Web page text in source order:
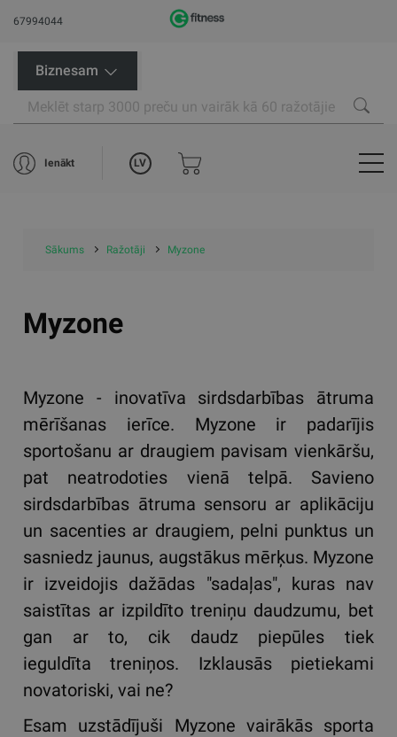
67994044
Biznesam
Ienākt LV
Sākums Ražotāji Myzone
Myzone
Myzone - inovatīva sirdsdarbības ātruma
mērīšanas ierīce. Myzone ir padarījis
sportošanu ar draugiem pavisam vienkāršu,
pat neatrodoties vienā telpā. Savieno
sirdsdarbības ātruma sensoru ar aplikāciju
un sacenties ar draugiem, pelni punktus un
sasniedz jaunus, augstākus mērķus. Myzone
ir izveidojis dažādas "sadaļas", kuras nav
saistītas ar izpildīto treniņu daudzumu, bet
gan ar to, cik daudz piepūles tiek
ieguldīta treniņos. Izklausās pietiekami
novatoriski, vai ne?
Esam uzstādījuši Myzone vairākās sporta